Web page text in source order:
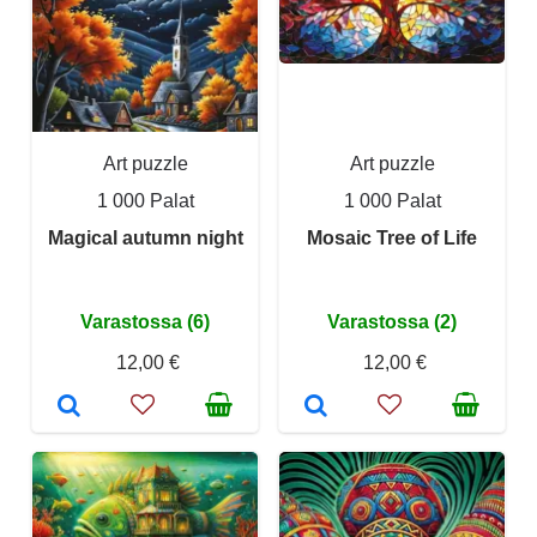
Art puzzle
1 000 Palat
Magical autumn night
Varastossa (6)
12,00 €
Art puzzle
1 000 Palat
Mosaic Tree of Life
Varastossa (2)
12,00 €